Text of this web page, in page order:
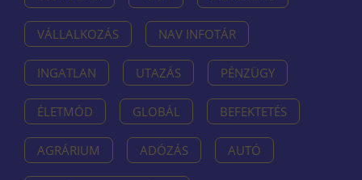
VÁLLALKOZÁS NAV INFOTÁR
INGATLAN UTAZÁS PÉNZÜGY
ÉLETMÓD GLOBÁL BEFEKTETÉS
AGRÁRIUM ADÓZÁS AUTÓ